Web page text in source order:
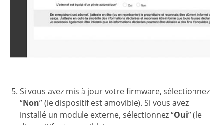
Si vous avez mis à jour votre firmware, sélectionnez
“Non” (le dispositif est amovible). Si vous avez
installé un module externe, sélectionnez “Oui” (le